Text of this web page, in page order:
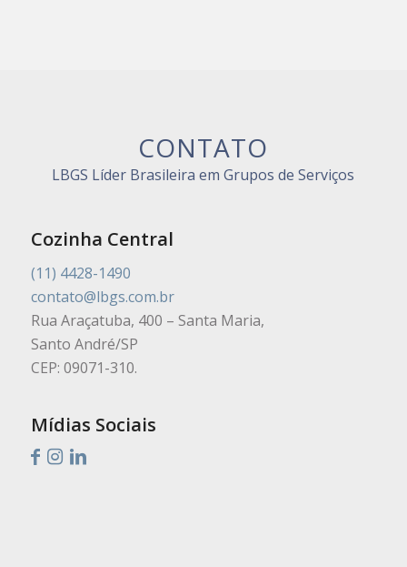
CONTATO
LBGS Líder Brasileira em Grupos de Serviços
Cozinha Central
(11) 4428-1490
contato@lbgs.com.br
Rua Araçatuba, 400 – Santa Maria,
Santo André/SP
CEP: 09071-310.
Mídias Sociais